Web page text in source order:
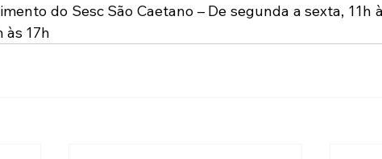
do Sesc São Caetano – De segunda a sexta, 11h
às 17h